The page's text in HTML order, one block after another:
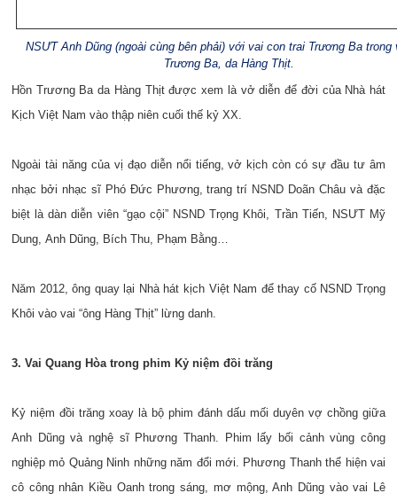
NSƯT Anh Dũng (ngoài cùng bên phải) với vai con trai Trương Ba trong
Trương Ba, da Hàng Thịt.
Hồn Trương Ba da Hàng Thịt được xem là vở diễn để đời của Nhà hát
Kịch Việt Nam vào thập niên cuối thế kỷ XX.
Ngoài tài năng của vị đạo diễn nổi tiếng, vở kịch còn có sự đầu tư âm
nhạc bởi nhạc sĩ Phó Đức Phương, trang trí NSND Doãn Châu và đặc
biệt là dàn diễn viên “gạo cội” NSND Trọng Khôi, Trần Tiến, NSƯT Mỹ
Dung, Anh Dũng, Bích Thu, Phạm Bằng…
Năm 2012, ông quay lại Nhà hát kịch Việt Nam để thay cố NSND Trọng
Khôi vào vai “ông Hàng Thịt” lừng danh.
3. Vai Quang Hòa trong phim Kỷ niệm đồi trăng
Kỷ niệm đồi trăng xoay là bộ phim đánh dấu mối duyên vợ chồng giữa
Anh Dũng và nghệ sĩ Phương Thanh. Phim lấy bối cảnh vùng công
nghiệp mỏ Quảng Ninh những năm đổi mới. Phương Thanh thể hiện vai
cô công nhân Kiều Oanh trong sáng, mơ mộng, Anh Dũng vào vai Lê